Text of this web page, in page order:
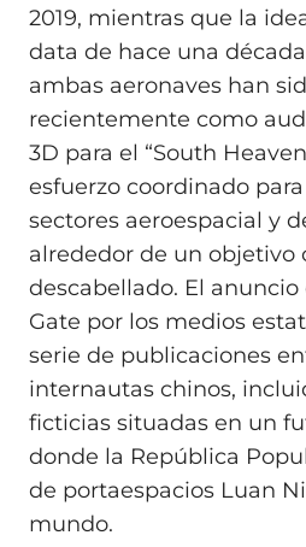
2019, mientras que la
data de hace una
ambas aeronaves han
recientemente como
3D para el “South
esfuerzo coordinado
sectores aeroespacial y
alrededor de un
descabellado. El
Gate por los medios
serie de publicaciones
internautas chinos,
ficticias situadas en un
donde la República
de portaespacios Luan
mundo.